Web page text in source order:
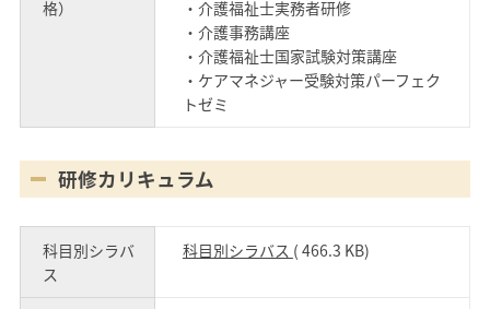
格）
・介護福祉士実務者研修
・介護事務講座
・介護福祉士国家試験対策講座
・ケアマネジャー受験対策パーフェク
トゼミ
研修カリキュラム
科目別シラバ
ス
科目別シラバス ( 466.3 KB)